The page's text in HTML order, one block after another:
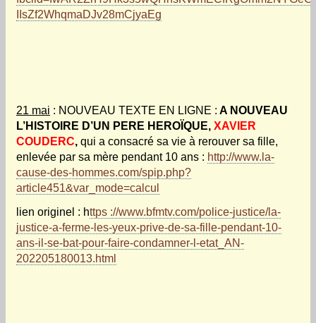
IIsZf2WhqmaDJv28mCjyaEg
21 mai : NOUVEAU TEXTE EN LIGNE : A NOUVEAU
L’HISTOIRE D’UN PERE HEROÏQUE, XAVIER
COUDERC, qui a consacré sa vie à rerouver sa fille,
enlevée par sa mère pendant 10 ans : http://www.la-
cause-des-hommes.com/spip.php?
article451&var_mode=calcul
lien originel : https ://www.bfmtv.com/police-justice/la-
justice-a-ferme-les-yeux-prive-de-sa-fille-pendant-10-
ans-il-se-bat-pour-faire-condamner-l-etat_AN-
202205180013.html